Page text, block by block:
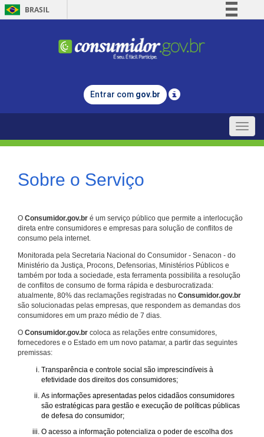
BRASIL
Comunica BR
Legislação
Entrar com gov.br
Toggle
Sobre o Serviço
O Consumidor.gov.br é um serviço público que permite a interlocução
direta entre consumidores e empresas para solução de conflitos de
consumo pela internet.
Monitorada pela Secretaria Nacional do Consumidor - Senacon - do
Ministério da Justiça, Procons, Defensorias, Ministérios Públicos e
também por toda a sociedade, esta ferramenta possibilita a resolução
de conflitos de consumo de forma rápida e desburocratizada:
atualmente, 80% das reclamações registradas no Consumidor.gov.br
são solucionadas pelas empresas, que respondem as demandas dos
consumidores em um prazo médio de 7 dias.
O Consumidor.gov.br coloca as relações entre consumidores,
fornecedores e o Estado em um novo patamar, a partir das seguintes
premissas:
Transparência e controle social são imprescindíveis à
efetividade dos direitos dos consumidores;
As informações apresentadas pelos cidadãos consumidores
são estratégicas para gestão e execução de políticas públicas
de defesa do consumidor;
O acesso a informação potencializa o poder de escolha dos